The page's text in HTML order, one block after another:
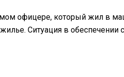
офицере, который жил в
Ситуация в обеспечении